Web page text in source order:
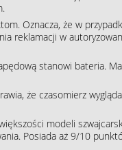
Oznacza, że w
reklamacji w
stanowi bateria.
że czasomierz wygląda
modeli
Posiada aż 9/10